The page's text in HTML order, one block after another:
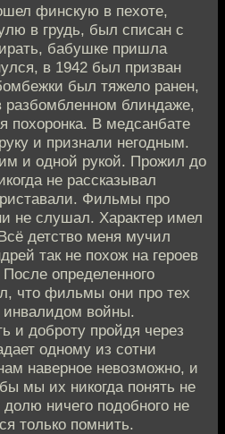
финскую в пехоте,
в грудь, был списан с
бабушке пришла
в 1942 был призван
был тяжело ранен,
блиндаже,
похоронка. В медсанбате
и признали негодным.
и одной рукой. Прожил до
не рассказывал
Фильмы про
не слушал. Характер имел
детство меня мучил
так не похож на героев
определенного
что фильмы они про тех
инвалидом войны.
и доброту пройдя через
одному из сотни
наверное невозможно, и
мы их никогда понять не
ничего подобного не
только помнить.